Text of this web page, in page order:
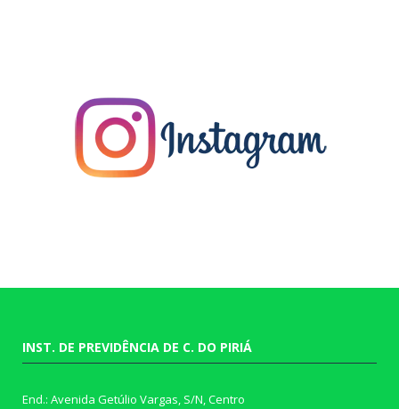
INST. DE PREVIDÊNCIA DE C. DO PIRIÁ
End.: Avenida Getúlio Vargas, S/N, Centro